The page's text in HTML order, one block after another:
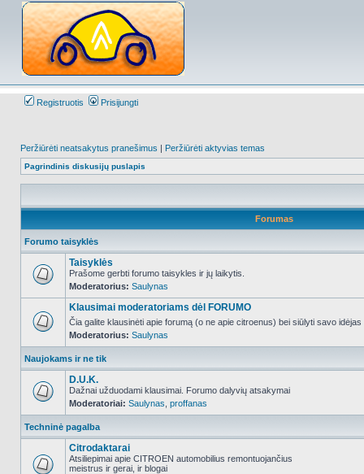
Registruotis Prisijungti
Peržiūrėti neatsakytus pranešimus | Peržiūrėti aktyvias temas
Pagrindinis diskusijų puslapis
Forumas
Forumo taisyklės
NO_UNREAD_POSTS
Taisyklės
Prašome gerbti forumo taisykles ir jų laikytis.
Moderatorius: Saulynas
NO_UNREAD_POSTS
Klausimai moderatoriams dėl FORUMO
Čia galite klausinėti apie forumą (o ne apie citroenus) bei siūlyti savo
Moderatorius: Saulynas
Naujokams ir ne tik
NO_UNREAD_POSTS
D.U.K.
Dažnai užduodami klausimai. Forumo dalyvių atsakymai
Moderatoriai: Saulynas proffanas
Techninė pagalba
Citrodaktarai
Atsiliepimai apie CITROEN automobilius remontuojančius
meistrus ir gerai, ir blogai